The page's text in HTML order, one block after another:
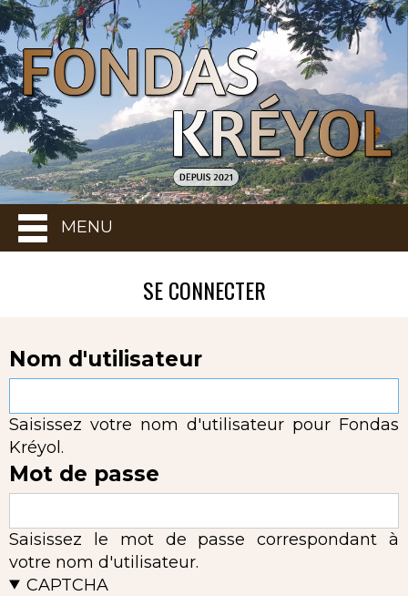
MENU
SE CONNECTER
Nom d'utilisateur
Saisissez votre nom d'utilisateur pour Fondas
Kréyol.
Mot de passe
Saisissez le mot de passe correspondant à
votre nom d'utilisateur.
CAPTCHA